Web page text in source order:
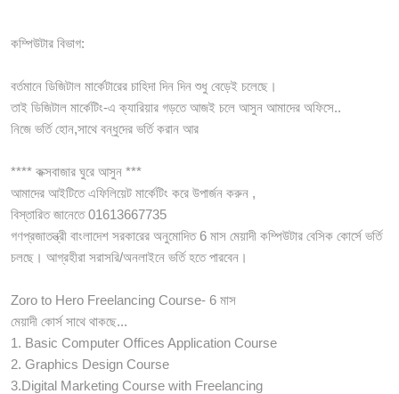
কম্পিউটার বিভাগ:
বর্তমানে ডিজিটাল মার্কেটারের চাহিদা দিন দিন শুধু বেড়েই চলেছে।
তাই ডিজিটাল মার্কেটিং-এ ক্যারিয়ার গড়তে আজই চলে আসুন আমাদের অফিসে..
নিজে ভর্তি হোন,সাথে বন্ধুদের ভর্তি করান আর
**** কক্সবাজার ঘুরে আসুন ***
আমাদের আইটিতে এফিলিয়েট মার্কেটিং করে উপার্জন করুন ,
বিস্তারিত জানেতে 01613667735
গণপ্রজাতন্ত্রী বাংলাদেশ সরকারের অনুমোদিত 6 মাস মেয়াদী কম্পিউটার বেসিক কোর্সে ভর্তি
চলছে। আগ্রহীরা সরাসরি/অনলাইনে ভর্তি হতে পারবেন।
Zoro to Hero Freelancing Course- 6 মাস
মেয়াদী কোর্স সাথে থাকছে...
1. Basic Computer Offices Application Course
2. Graphics Design Course
3.Digital Marketing Course with Freelancing